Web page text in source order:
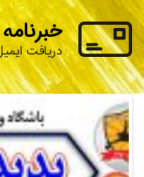
خبرنامه
دریافت